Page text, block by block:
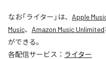
なお「ライター 」は、 Apple
Music、 Amazon Music Unlimited
ができる。
各配信サービス： ライター